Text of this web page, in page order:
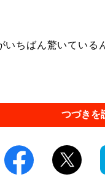
いちばん驚いてい
つづきを